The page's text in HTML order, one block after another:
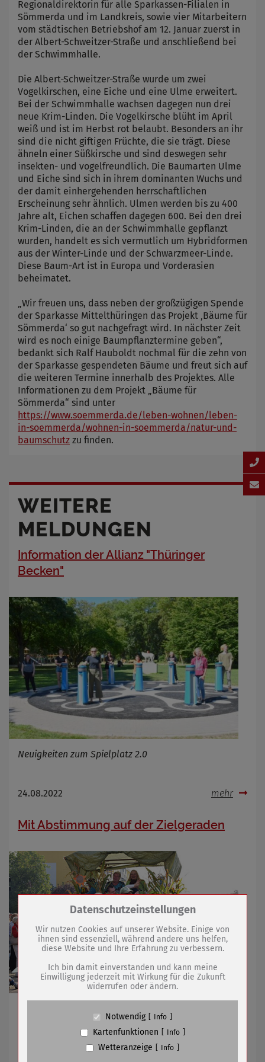
Regionaldirektorin für alle Sparkassen-Filialen in
Sömmerda und im Landkreis, sowie vier Mitarbeitern
vom städtischen Betriebshof am 12. Januar zuerst in
der Albert-Schweitzer-Straße und anschließend bei
der Schwimmhalle.
Die Albert-Schweitzer-Straße wurde um zwei
Vogelkirschen, eine Eiche und eine Ulme erweitert.
Bei der Schwimmhalle wachsen dagegen nun drei
neue Krim-Linden. Die Vogelkirsche blüht im April
weiß und ist im Herbst rot belaubt. Besonders an ihr
sind die nicht giftigen Früchte, die sie trägt. Diese
ähneln einer Süßkirsche und sind deswegen sehr
insekten- und vogelfreundlich. Die Baumarten Ulme
und Eiche sind sich in ihrem dominanten Wuchs und
der damit einhergehenden herrschaftlichen
Erscheinung sehr ähnlich. Ulmen werden bis zu 400
Jahre alt, Eichen schaffen dagegen 600. Bei den drei
Krim-Linden, die an der Schwimmhalle gepflanzt
wurden, handelt es sich vermutlich um Hybridformen
aus der Winter-Linde und der Schwarzmeer-Linde.
Diese Baum-Art ist in Europa und Vorderasien
beheimatet.
„Wir freuen uns, dass neben der großzügigen Spende
der Sparkasse Mittelthüringen das Projekt ‚Bäume für
Sömmerda‘ so gut nachgefragt wird. In nächster Zeit
wird es noch einige Baumpflanztermine geben“,
bedankt sich Ralf Hauboldt nochmal für die zehn von
der Sparkasse gespendeten Bäume und freut sich auf
die weiteren Termine innerhalb des Projektes. Alle
Informationen zu dem Projekt „Bäume für
Sömmerda“ sind unter
https://www.soemmerda.de/leben-wohnen/leben-
in-soemmerda/wohnen-in-soemmerda/natur-und-
baumschutz zu finden.
WEITERE
MELDUNGEN
Information der Allianz "Thüringer
Becken"
Neuigkeiten zum Spielplatz 2.0
24.08.2022 mehr
Mit Abstimmung auf der Zielgeraden
Zum Betrieb der Seite notwendige Cookies /
Name
PHP Session Cookie
Anbieter
Eigentümer dieser Website (Wenko-
Wenselaar GmbH & Co. KG)
Absicherung Kontaktformular / SPAM
Cookiespeicherung Entscheidungscookie
Datenschutzeinstellungen
Wir nutzen Cookies auf unserer Website. Einige von
ihnen sind essenziell, während andere uns helfen,
diese Website und Ihre Erfahrung zu verbessern.
Ich bin damit einverstanden und kann meine
Einwilligung jederzeit mit Wirkung für die Zukunft
widerrufen oder ändern.
Notwendig Info
Kartenfunktionen Info
Wetteranzeige Info